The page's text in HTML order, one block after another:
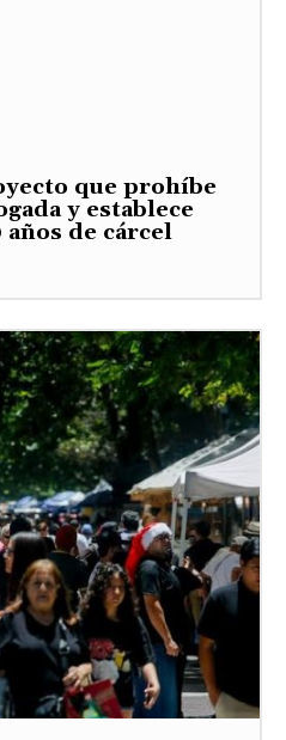
que prohíbe
y establece
años de cárcel